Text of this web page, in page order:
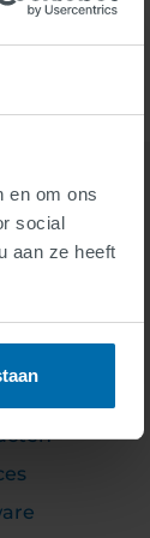
en om ons
social
aan ze heeft